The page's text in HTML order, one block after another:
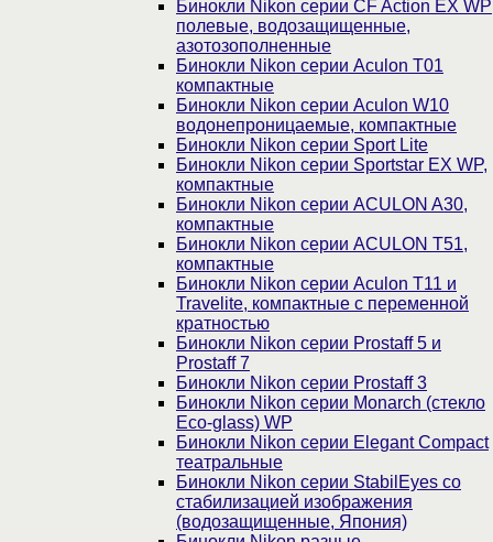
Бинокли Nikon серии СF Action EX WP
полевые, водозащищенные,
азотозополненные
Бинокли Nikon серии Aculon T01
компактные
Бинокли Nikon серии Aculon W10
водонепроницаемые, компактные
Бинокли Nikon серии Sport Lite
Бинокли Nikon серии Sportstar EX WP,
компактные
Бинокли Nikon серии ACULON A30,
компактные
Бинокли Nikon серии ACULON Т51,
компактные
Бинокли Nikon серии Aculon T11 и
Travelite, компактные с переменной
кратностью
Бинокли Nikon серии Prostaff 5 и
Prostaff 7
Бинокли Nikon серии Prostaff 3
Бинокли Nikon серии Monarch (стекло
Eco-glass) WP
Бинокли Nikon серии Elegant Compact
театральные
Бинокли Nikon серии StabilEyes со
стабилизацией изображения
(водозащищенные, Япония)